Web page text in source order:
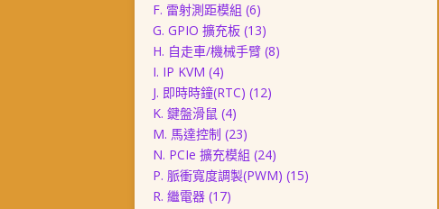
F. 雷射測距模組 (6)
G. GPIO 擴充板 (13)
H. 自走車/機械手臂 (8)
I. IP KVM (4)
J. 即時時鐘(RTC) (12)
K. 鍵盤滑鼠 (4)
M. 馬達控制 (23)
N. PCIe 擴充模組 (24)
P. 脈衝寬度調製(PWM) (15)
R. 繼電器 (17)